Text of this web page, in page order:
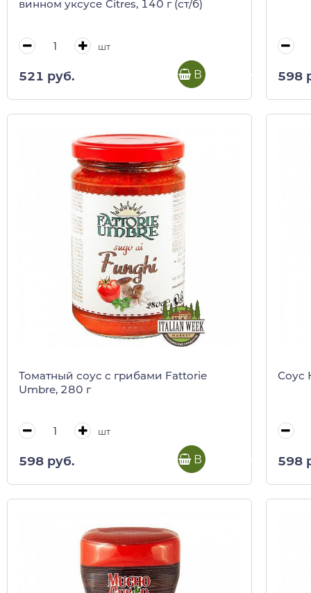
винном уксусе Citres, 140 г (ст/б)
шт
521 руб. В корзину 598
Томатный соус с грибами Fattorie
Umbre, 280 г
шт
598 руб. В корзину
Соус
598